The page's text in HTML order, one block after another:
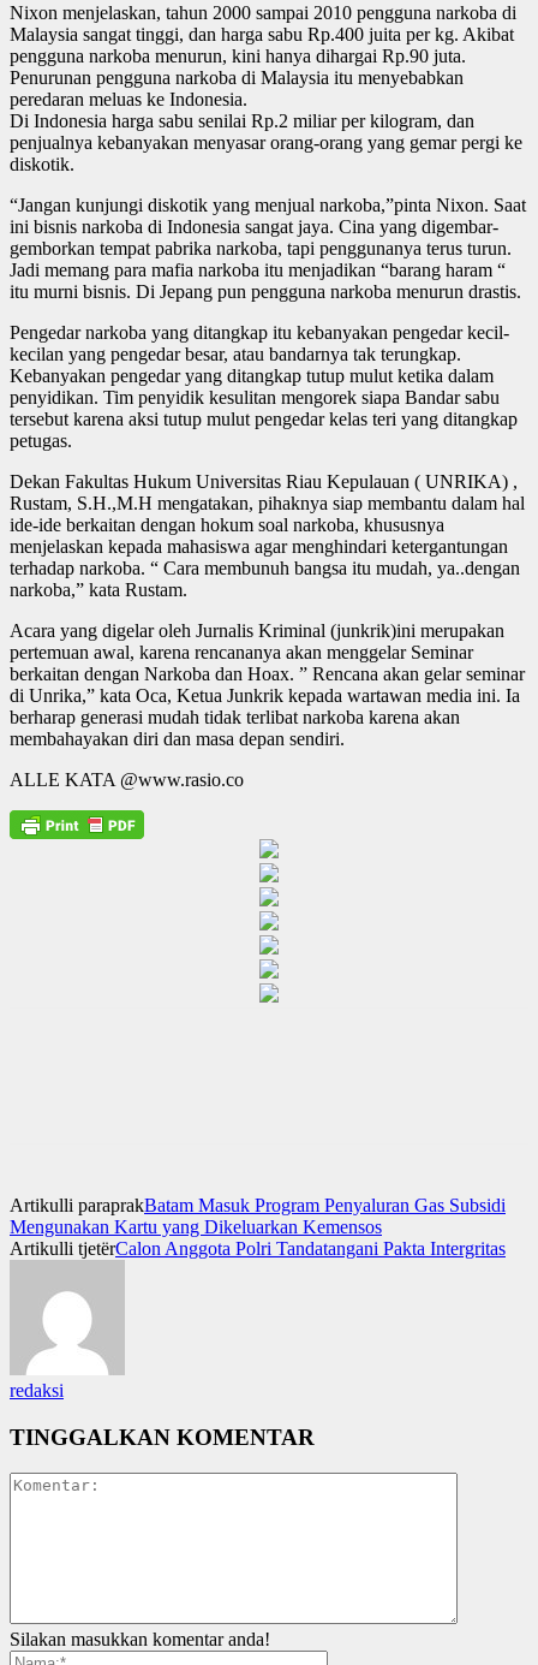
Nixon menjelaskan, tahun 2000 sampai 2010 pengguna narkoba di
Malaysia sangat tinggi, dan harga sabu Rp.400 juita per kg. Akibat
pengguna narkoba menurun, kini hanya dihargai Rp.90 juta.
Penurunan pengguna narkoba di Malaysia itu menyebabkan
peredaran meluas ke Indonesia.
Di Indonesia harga sabu senilai Rp.2 miliar per kilogram, dan
penjualnya kebanyakan menyasar orang-orang yang gemar pergi ke
diskotik.
“Jangan kunjungi diskotik yang menjual narkoba,”pinta Nixon. Saat
ini bisnis narkoba di Indonesia sangat jaya. Cina yang digembar-
gemborkan tempat pabrika narkoba, tapi penggunanya terus turun.
Jadi memang para mafia narkoba itu menjadikan “barang haram “
itu murni bisnis. Di Jepang pun pengguna narkoba menurun drastis.
Pengedar narkoba yang ditangkap itu kebanyakan pengedar kecil-
kecilan yang pengedar besar, atau bandarnya tak terungkap.
Kebanyakan pengedar yang ditangkap tutup mulut ketika dalam
penyidikan. Tim penyidik kesulitan mengorek siapa Bandar sabu
tersebut karena aksi tutup mulut pengedar kelas teri yang ditangkap
petugas.
Dekan Fakultas Hukum Universitas Riau Kepulauan ( UNRIKA) ,
Rustam, S.H.,M.H mengatakan, pihaknya siap membantu dalam hal
ide-ide berkaitan dengan hokum soal narkoba, khususnya
menjelaskan kepada mahasiswa agar menghindari ketergantungan
terhadap narkoba. “ Cara membunuh bangsa itu mudah, ya..dengan
narkoba,” kata Rustam.
Acara yang digelar oleh Jurnalis Kriminal (junkrik)ini merupakan
pertemuan awal, karena rencananya akan menggelar Seminar
berkaitan dengan Narkoba dan Hoax. ” Rencana akan gelar seminar
di Unrika,” kata Oca, Ketua Junkrik kepada wartawan media ini. Ia
berharap generasi mudah tidak terlibat narkoba karena akan
membahayakan diri dan masa depan sendiri.
ALLE KATA @www.rasio.co
Artikulli paraprakBatam Masuk Program Penyaluran Gas Subsidi
Mengunakan Kartu yang Dikeluarkan Kemensos
Artikulli tjetërCalon Anggota Polri Tandatangani Pakta Intergritas
redaksi
TINGGALKAN KOMENTAR
Silakan masukkan komentar anda!